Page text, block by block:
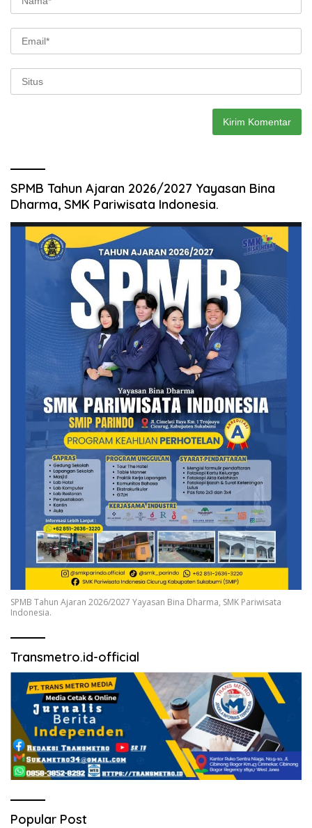
SPMB Tahun Ajaran 2026/2027 Yayasan Bina
Dharma, SMK Pariwisata Indonesia.
SPMB Tahun Ajaran 2026/2027 Yayasan Bina Dharma, SMK Pariwisata
Indonesia.
Transmetro.id-official
Popular Post